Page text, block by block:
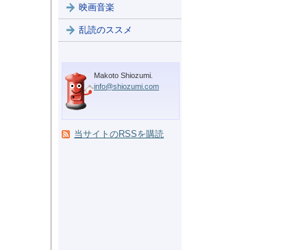
映画音楽
乱読のススメ
Makoto Shiozumi.
info@shiozumi.com
当サイトのRSSを購読